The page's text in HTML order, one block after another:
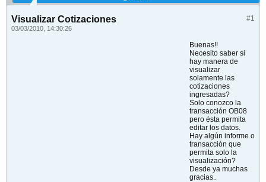
#1
Visualizar Cotizaciones
03/03/2010, 14:30:26
Buenas!!
Necesito saber si
hay manera de
visualizar
solamente las
cotizaciones
ingresadas?
Solo conozco la
transacción OB08
pero ésta permita
editar los datos.
Hay algún informe o
transacción que
permita solo la
visualización?
Desde ya muchas
gracias..